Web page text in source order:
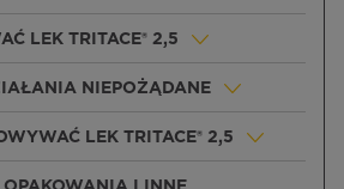
LEK TRITACE® 2,5
NIEPOŻĄDANE
LEK TRITACE® 2,5